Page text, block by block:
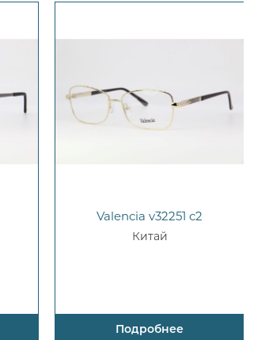
Valencia v32251 c2
Китай
Подробнее